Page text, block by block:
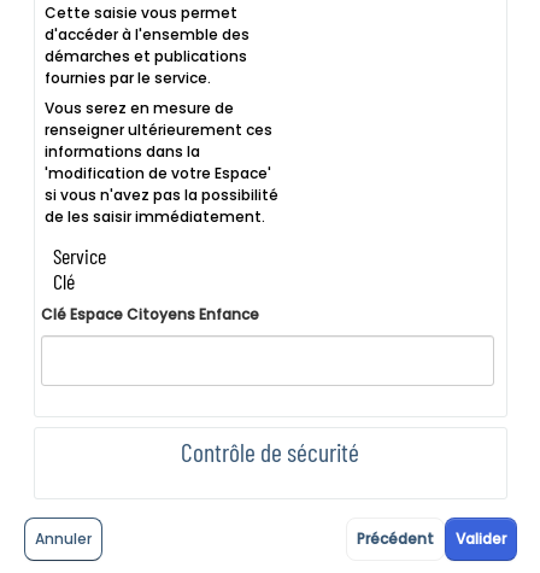
Cette saisie vous permet
d'accéder à l'ensemble des
démarches et publications
fournies par le service.
Vous serez en mesure de
renseigner ultérieurement ces
informations dans la
'modification de votre Espace'
si vous n'avez pas la possibilité
de les saisir immédiatement.
Service
Clé
Clé Espace Citoyens Enfance
Contrôle de sécurité
Précédent
Annuler